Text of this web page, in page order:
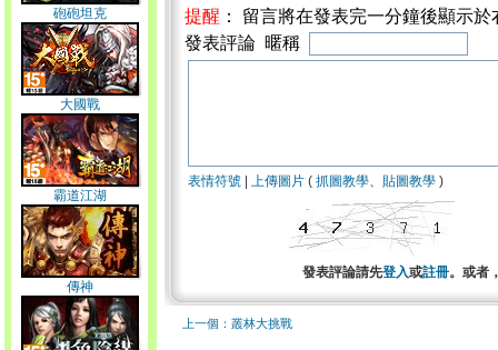
砲砲坦克
大國戰
霸道江湖
傳神
提醒 ： 留言將在發表完一分鐘後顯示
發表評論 暱稱
表情符號 上傳圖片 ( 抓圖教學、 貼圖教學 )
發表評論請先登入或註冊。或者
上一個：叢林大挑戰